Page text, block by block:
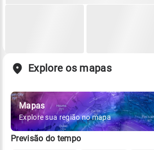
Explore os mapas
Mapas
Explore sua região no mapa
Previsão do tempo